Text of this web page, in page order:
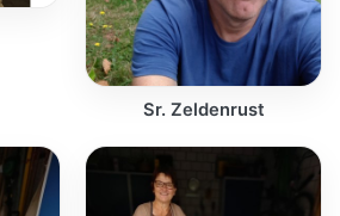
Sr. Zeldenrust